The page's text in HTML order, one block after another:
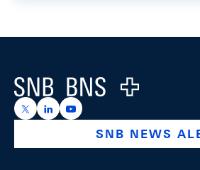
Logo
https://x.com/snb_bns
https://ch.linkedin.com/
https://
SNB NEWS